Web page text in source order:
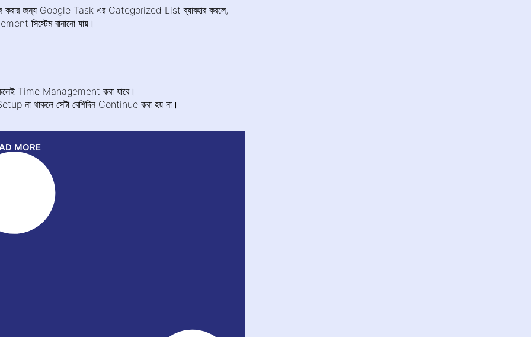
করার জন্য Google Task এর Categorized List ব্যাবহার করলে,
সিস্টেম বানানো যায়।
Time Management করা যাবে।
না থাকলে সেটা বেশিদিন Continue করা হয় না।
MORE